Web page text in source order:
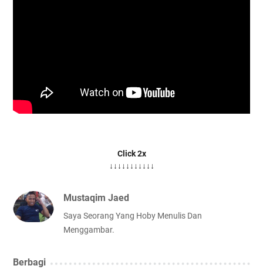
Click 2x
↓↓↓↓↓↓↓↓↓↓↓
Mustaqim Jaed
Saya Seorang Yang Hoby Menulis Dan
Menggambar.
Berbagi